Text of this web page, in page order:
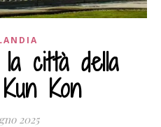
città della
Kon
2025